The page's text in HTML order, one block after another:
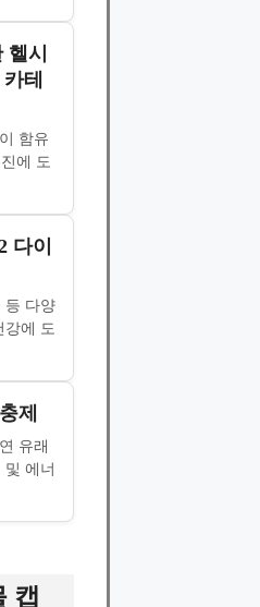
시
테
함유
에 도
다이
등 다양
강에 도
제
유래
에너
캡